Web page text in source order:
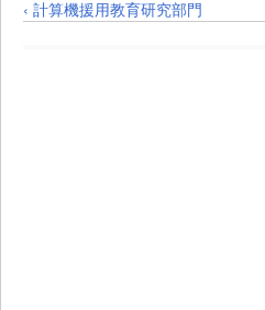
‹ 計算機援用教育研究部門